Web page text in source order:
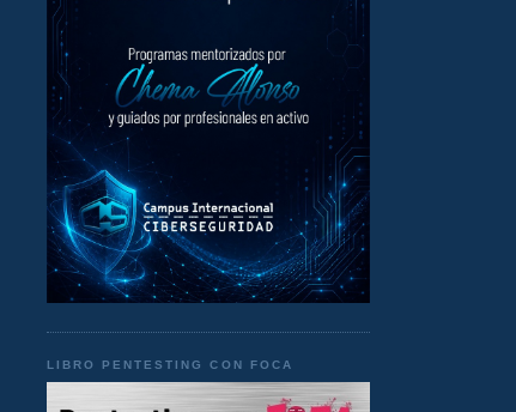
LIBRO PENTESTING CON FOCA